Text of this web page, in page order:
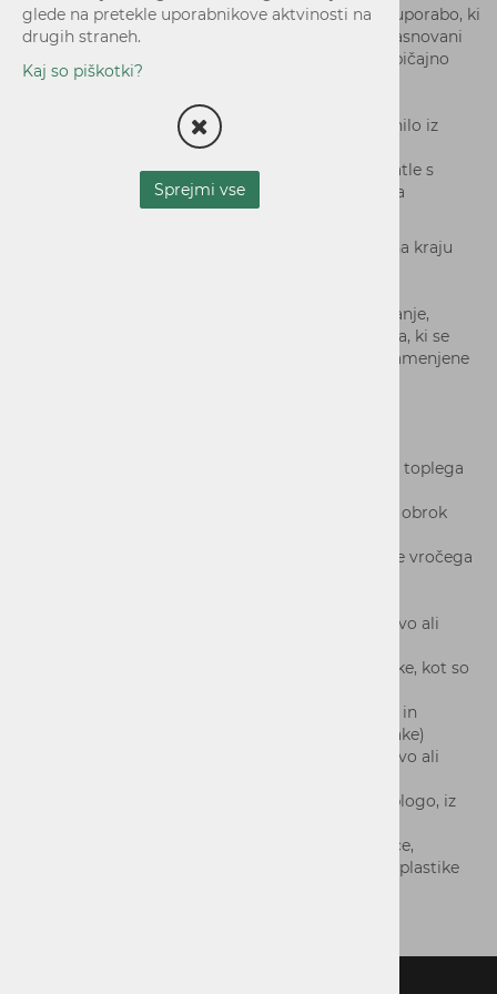
večnamenski lončki za pijačo za večkratno uporabo, ki
se prodajajo v trgovinah na drobno, če so zasnovani
in dani na trg v ta namen in jih potrošnik običajno
tako dojema
večnamenski lončki za večkratno uporabo
kovinski pokrovčki ali zamaški, ki imajo tesnilo iz
plastike, se ne štejejo za izdelane iz plastike
Posode za živila– Gre za posode, kot so škatle s
pokrovom ali brez njega, ki se uporabljajo za
shranjevanje živil, ki:
(a) so namenjena za takojšnje zaužitje iz posode na kraju
(c) se zaužijejo brez nadaljnje priprave, kot je kuhanje,
vrenje ali segrevanje; vključno s posodami za živila, ki se
uporabljajo za hitro prehrano ali druge obroke, namenjene
plastična posoda za živila, ki vsebuje porcijo toplega
plastična posoda za živila, ki vsebuje hladen obrok
oblogo/prevleko, namenjena za shranjevanje vročega
plastična posoda za živila, ki vsebuje zelenjavo ali
plastična posoda za živila, ki vsebuje prigrizke, kot so
plastična posoda za živila, ki vsebuje omake in
namaze za kruh (npr. kečap, gorčica ali omake)
plastična posoda za živila, ki vsebuje zelenjavo ali
posoda za sladoled iz kartona s plastično oblogo, iz
pribor za enkratno uporabo, krožniki, slamice,
mešalne palčke, v celoti ali delno izdelani iz plastike
glede na pretekle uporabnikove aktvinosti na
drugih straneh.
Kaj so piškotki?
Sprejmi vse